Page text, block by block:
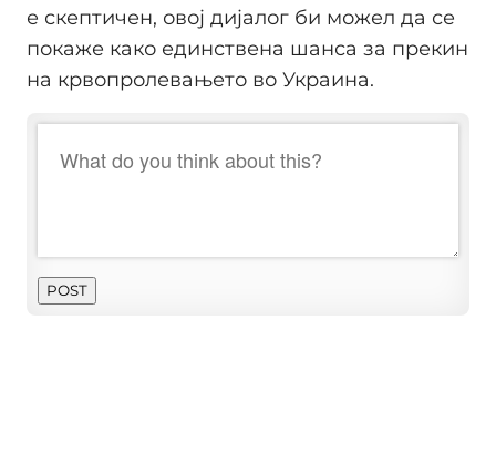
е скептичен, овој дијалог би можел да се
покаже како единствена шанса за прекин
на крвопролевањето во Украина.
POST